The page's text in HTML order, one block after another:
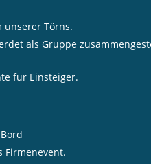
unserer Törns.
als Gruppe
für Einsteiger.
Firmenevent.